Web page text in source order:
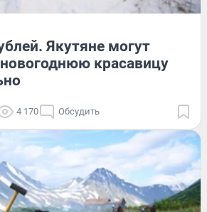
Якутяне могут
красавицу
4 170 Обсудить